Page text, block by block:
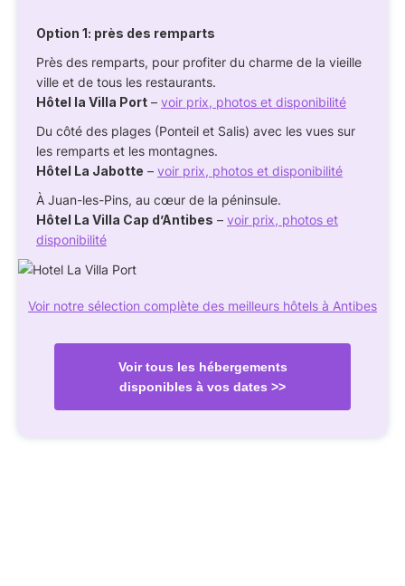
Option 1: près des remparts
Près des remparts, pour profiter du charme de la vieille
ville et de tous les restaurants.
Hôtel la Villa Port – voir prix, photos et disponibilité
Du côté des plages (Ponteil et Salis) avec les vues sur
les remparts et les montagnes.
Hôtel La Jabotte – voir prix, photos et disponibilité
À Juan-les-Pins, au cœur de la péninsule.
Hôtel La Villa Cap d’Antibes – voir prix, photos et
disponibilité
Voir notre sélection complète des meilleurs hôtels à Antibes
Voir tous les hébergements
disponibles à vos dates >>